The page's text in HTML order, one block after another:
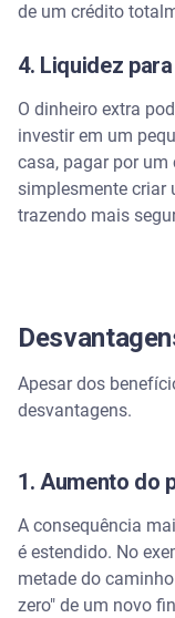
de um crédito
4. Liquidez
O dinheiro extra
investir em um
casa, pagar por um
simplesmente criar
trazendo mais
Apesar dos
desvantagens.
1. Aumento do
A consequência
é estendido. No
metade do
zero" de um novo